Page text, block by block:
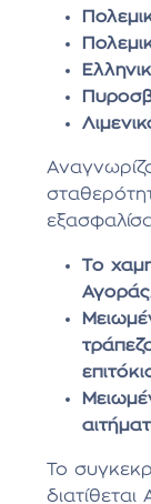
Το
Το